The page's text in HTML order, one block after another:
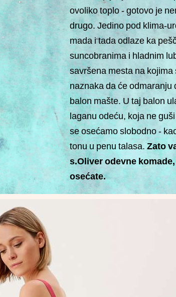
ovoliko toplo - gotovo je
drugo. Jedino pod klima-
mada i tada odlaze ka
suncobranima i hladnim
savršena mesta na kojima
naznaka da će odmaranju
balon mašte. U taj balon
laganu odeću, koja ne
se osećamo slobodno -
tonu u penu talasa. Zato
s.Oliver odevne
osećate.